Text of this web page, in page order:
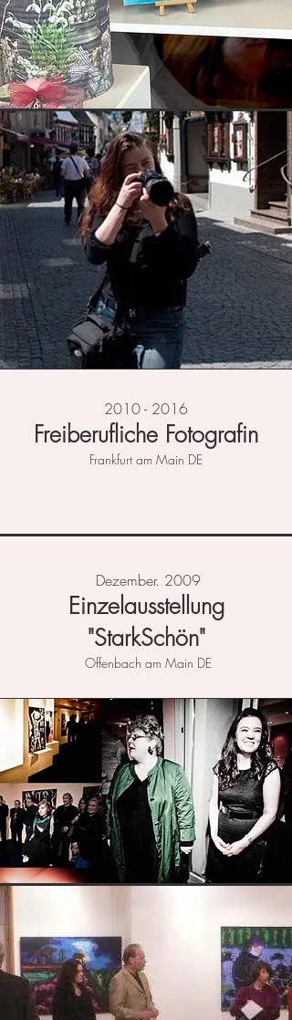
2010 - 2016
Freiberufliche Fotografin
Frankfurt am Main DE
Dezember. 2009
Einzelausstellung
"StarkSchön"
Offenbach am Main DE